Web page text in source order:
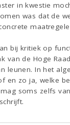
in kwestie
was dat de
bij kritiek op
van de Hoge
leunen. In het
en zo ja, welke
soms zelfs